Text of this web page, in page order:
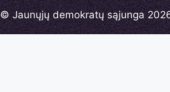
© Jaunųjų demokratų sąjunga